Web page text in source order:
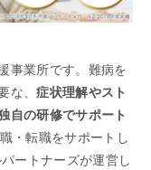
事業所です。難病を
な、症状理解やスト
自の研修でサポート
・転職をサポートし
ートナーズが運営し